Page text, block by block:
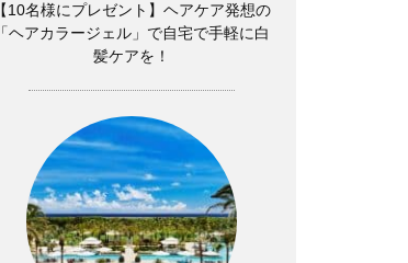
【10名様にプレゼント】ヘアケア発想の
「ヘアカラージェル」で自宅で手軽に白
髪ケアを！